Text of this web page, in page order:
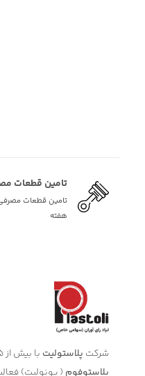
تامین قطعات
تامین قطعات
هفته
شرکت پلاستولیت با بیش از 15 سال سابقه در زمینه تأمین تجهیزات و ماشین آلات صنعتی مرتبط با صنعت
پلاستوفوم ( یونولیت)